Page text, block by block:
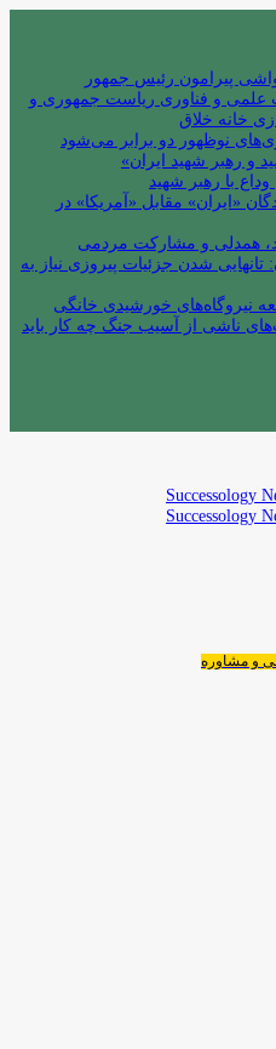
پیرامون رئیس جمهور
علمی و فناوری ریاست جمهوری و
خانه خلاق
نوظهور دو برابر می‌شود
و رهبر شهید ایران»
با رهبر شهید
نمایندگان «ایران» مقابل «آمریکا» در
همدلی و مشارکت مردمی
شدن جزئیات پیروزی نیاز به
نیروگاه‌های خورشیدی خانگی
ناشی از آسیب جنگ چه کار باید
و مشاوره